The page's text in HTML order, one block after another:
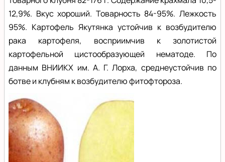
12,9%. Вкус хороший. Товарность 84-95%. Лежкость
95%. Картофель Якутянка устойчив к возбудителю
рака картофеля, восприимчив к золотистой
картофельной цистообразующей нематоде. По
данным ВНИИКХ им. А. Г. Лорха, среднеустойчив по
ботве и клубням к возбудителю фитофтороза.